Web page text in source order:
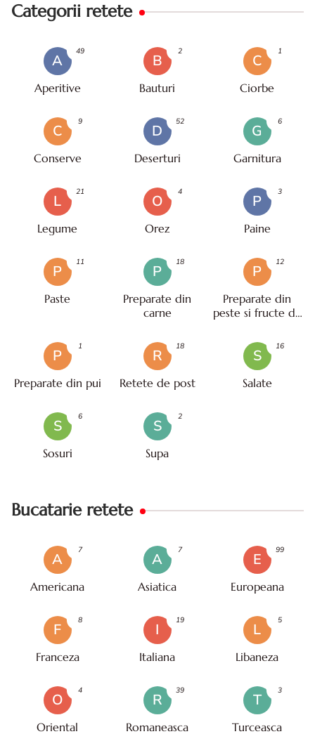
Categorii retete
A
Aperitive
49
B
Bauturi
2
C
Ciorbe
1
C
Conserve
9
D
Deserturi
52
G
Garnitura
6
L
Legume
21
O
Orez
4
P
Paine
3
P
Paste
11
P
Preparate din
carne
18
P
Preparate din
peste si fructe de
12
P
Preparate din pui
1
R
Retete de post
18
S
Salate
16
S
Sosuri
6
S
Supa
2
Bucatarie retete
A
Americana
7
A
Asiatica
7
E
Europeana
99
F
Franceza
8
I
Italiana
19
L
Libaneza
5
O
Oriental
4
R
Romaneasca
39
T
Turceasca
3